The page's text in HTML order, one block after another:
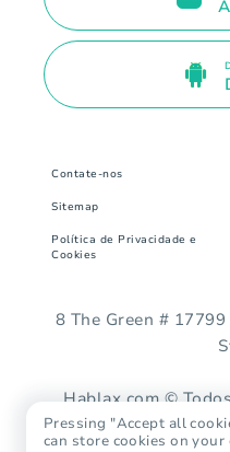
Contate-nos
Sitemap
Política de Privacidade e
Cookies
8 The Green #
Hablax.com ©
Pressing "Accept all
can store cookies on your